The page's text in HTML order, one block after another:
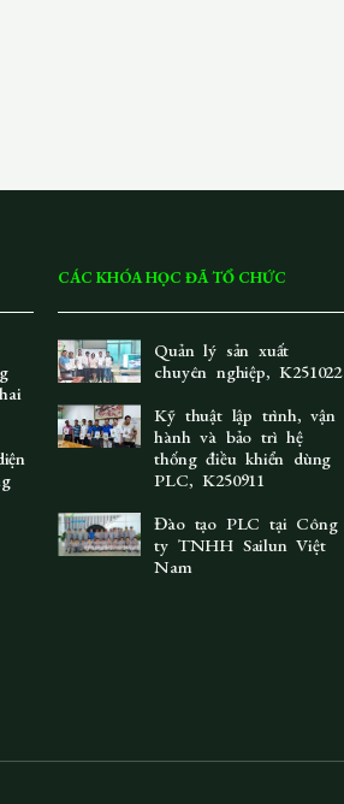
CÁC KHÓA HỌC ĐÃ TỔ CHỨC
Quản lý sản xuất
chuyên nghiệp, K251022
Kỹ thuật lập trình, vận
hành và bảo trì hệ
thống điều khiển dùng
PLC, K250911
Đào tạo PLC tại Công
ty TNHH Sailun Việt
Nam